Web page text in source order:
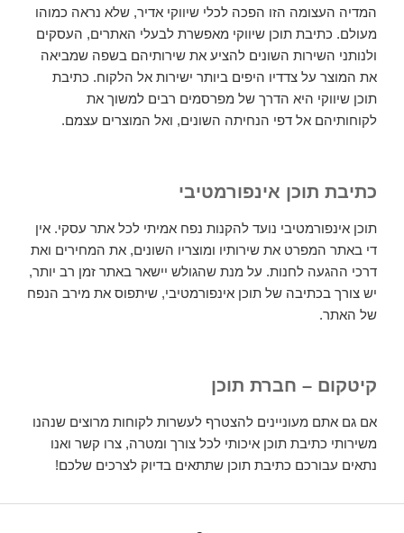
המדיה העצומה הזו הפכה לכלי שיווקי אדיר, שלא נראה כמוהו
מעולם. כתיבת תוכן שיווקי מאפשרת לבעלי האתרים, העסקים
ולנותני השירות השונים להציע את שירותיהם בשפה שמביאה
את המוצר על צדדיו היפים ביותר ישירות אל הלקוח. כתיבת
תוכן שיווקי היא הדרך של מפרסמים רבים למשוך את
לקוחותיהם אל דפי הנחיתה השונים, ואל המוצרים עצמם.
כתיבת תוכן אינפורמטיבי
תוכן אינפורמטיבי נועד להקנות נפח אמיתי לכל אתר עסקי. אין
די באתר המפרט את שירותיו ומוצריו השונים, את המחירים ואת
דרכי ההגעה לחנות. על מנת שהגולש יישאר באתר זמן רב יותר,
יש צורך בכתיבה של תוכן אינפורמטיבי, שיתפוס את מירב הנפח
של האתר.
קיטקום – חברת תוכן
אם גם אתם מעוניינים להצטרף לעשרות לקוחות מרוצים שנהנו
משירותי כתיבת תוכן איכותי לכל צורך ומטרה, צרו קשר ואנו
נתאים עבורכם כתיבת תוכן שתתאים בדיוק לצרכים שלכם!